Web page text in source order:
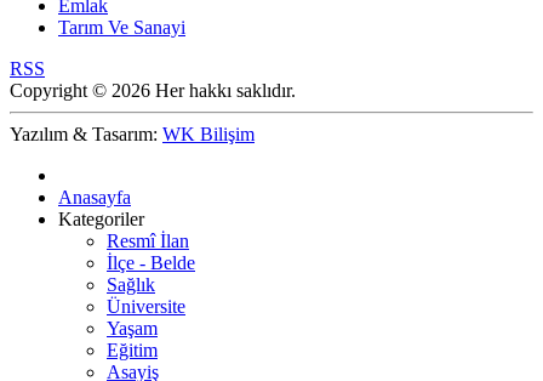
Emlak
Tarım Ve Sanayi
RSS
Copyright © 2026 Her hakkı saklıdır.
Yazılım & Tasarım: WK Bilişim
Anasayfa
Kategoriler
Resmî İlan
İlçe - Belde
Sağlık
Üniversite
Yaşam
Eğitim
Asayiş